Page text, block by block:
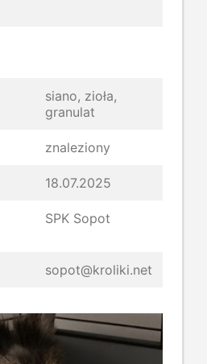
siano, zioła,
granulat
znaleziony
18.07.2025
SPK Sopot
sopot@kroliki.net